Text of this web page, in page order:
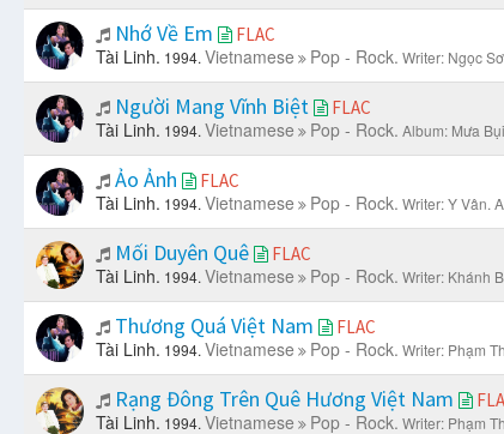
Nhớ Về Em FLAC
Tài Linh. 1994. Vietnamese Pop - Rock. Writer: Ngọc
Người Mang Vĩnh Biệt FLAC
Tài Linh. 1994. Vietnamese Pop - Rock. Album: Mưa
Ảo Ảnh FLAC
Tài Linh. 1994. Vietnamese Pop - Rock. Writer: Y Vân.
Mối Duyên Quê FLAC
Tài Linh. 1994. Vietnamese Pop - Rock. Writer: Khánh
Thương Quá Việt Nam FLAC
Tài Linh. 1994. Vietnamese Pop - Rock. Writer: Phạm
Rạng Đông Trên Quê Hương Việt Nam
Tài Linh. 1994. Vietnamese Pop - Rock. Writer: Phạm